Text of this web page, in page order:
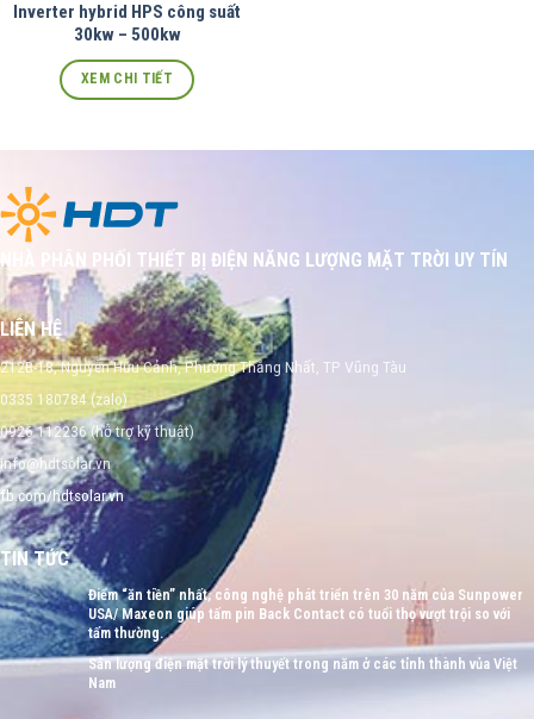
Inverter hybrid HPS công suất
30kw – 500kw
XEM CHI TIẾT
NHÀ PHÂN PHỐI THIẾT BỊ ĐIỆN NĂNG LƯỢNG MẶT TRỜI UY TÍN
LIÊN HỆ
212B-18, Nguyễn Hữu Cảnh, Phường Thắng Nhất, TP Vũng Tàu
0335 180784 (zalo)
0926 112236 (hỗ trợ kỹ thuật)
info@hdtsolar.vn
fb.com/hdtsolar.vn
TIN TỨC
Điểm “ăn tiền” nhất, công nghệ phát triển trên 30 năm của Sunpower
USA/ Maxeon giúp tấm pin Back Contact có tuổi thọ vượt trội so với
tấm thường.
Sản lượng điện mặt trời lý thuyết trong năm ở các tỉnh thành vủa Việt
Nam